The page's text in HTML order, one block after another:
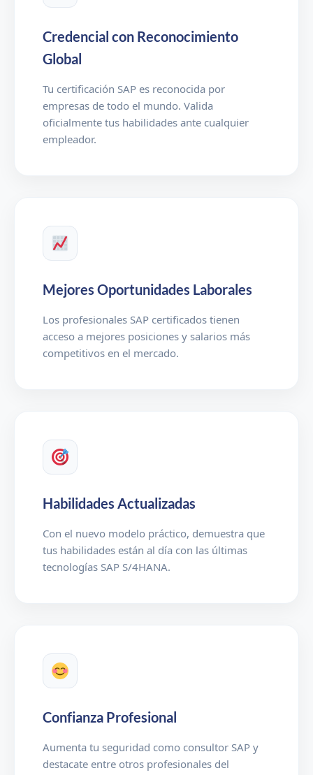
Credencial con Reconocimiento
Global
Tu certificación SAP es reconocida por
empresas de todo el mundo. Valida
oficialmente tus habilidades ante cualquier
empleador.
Mejores Oportunidades Laborales
Los profesionales SAP certificados tienen
acceso a mejores posiciones y salarios más
competitivos en el mercado.
Habilidades Actualizadas
Con el nuevo modelo práctico, demuestra que
tus habilidades están al día con las últimas
tecnologías SAP S/4HANA.
Confianza Profesional
Aumenta tu seguridad como consultor SAP y
destacate entre otros profesionales del